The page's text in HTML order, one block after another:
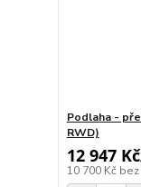
Podlaha -
RWD)
12 947 Kč
10 700 Kč bez